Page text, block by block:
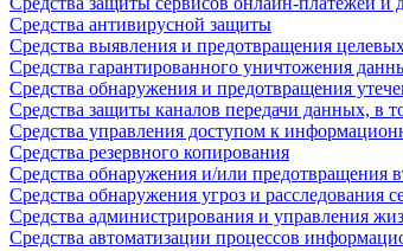
Средства антивирусной защиты
Средства выявления и предотвращения
Средства гарантированного уничтожения
Средства обнаружения и предотвращения
Средства защиты каналов передачи данных, в
Средства управления доступом к
Средства резервного копирования
Средства обнаружения и/или предотвращения
Средства обнаружения угроз и расследования
Средства администрирования и управления
Средства автоматизации процессов